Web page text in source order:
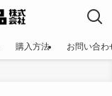
購入方法 お問い合わ